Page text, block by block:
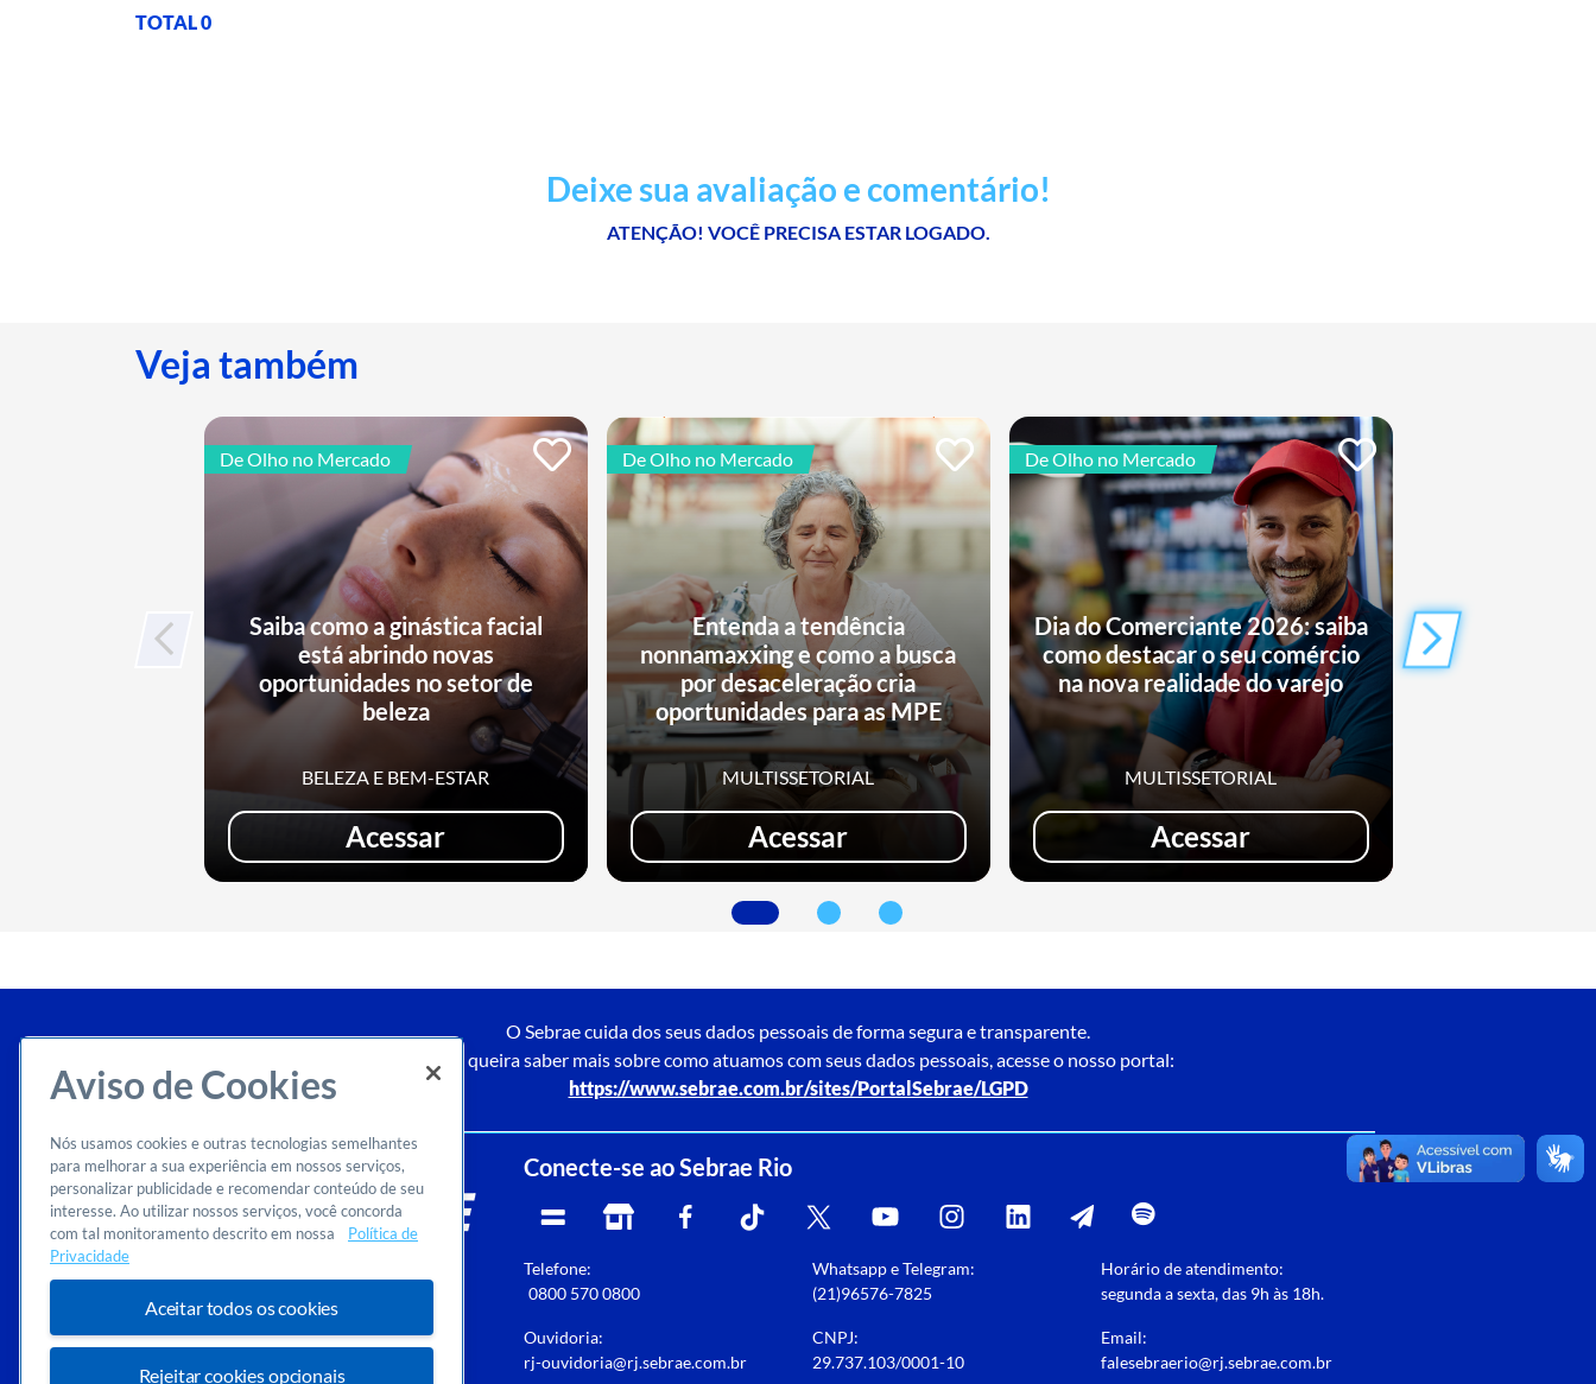
TOTAL 0
Deixe sua avaliação e comentário!
ATENÇÃO! VOCÊ PRECISA ESTAR LOGADO.
Veja também
De Olho no Mercado
Saiba como a ginástica facial
está abrindo novas
oportunidades no setor de
beleza
BELEZA E BEM-ESTAR
Acessar
De Olho no Mercado
Entenda a tendência
nonnamaxxing e como a busca
por desaceleração cria
oportunidades para as MPE
MULTISSETORIAL
Acessar
De Olho no Mercado
Dia do Comerciante 2026: saiba
como destacar o seu comércio
na nova realidade do varejo
MULTISSETORIAL
Acessar
O Sebrae cuida dos seus dados pessoais de forma segura e transparente.
Caso queira saber mais sobre como atuamos com seus dados pessoais, acesse o nosso portal:
https://www.sebrae.com.br/sites/PortalSebrae/LGPD
Conecte-se ao Sebrae Rio
Telefone:
0800 570 0800
Whatsapp e Telegram:
(21)96576-7825
Horário de atendimento:
segunda a sexta, das 9h às 18h.
Ouvidoria:
rj-ouvidoria@rj.sebrae.com.br
CNPJ:
29.737.103/0001-10
Email:
falesebraerio@rj.sebrae.com.br
Aviso de Cookies
Nós usamos cookies e outras tecnologias semelhantes
para melhorar a sua experiência em nossos serviços,
personalizar publicidade e recomendar conteúdo de seu
interesse. Ao utilizar nossos serviços, você concorda
com tal monitoramento descrito em nossa
Política de
Privacidade
Aceitar todos os cookies
Rejeitar cookies opcionais